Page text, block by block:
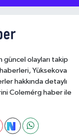
olayları takip
Yüksekova
hakkında detaylı
Colemérg haber ile